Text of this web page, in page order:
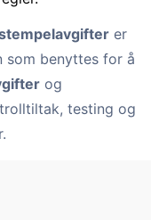
er
som benyttes for å
og
testing og